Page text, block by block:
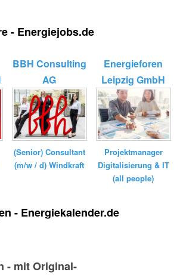
- Energiejobs.de
BBH Consulting
AG
(Senior) Consultant
(m/w / d) Windkraft
Energieforen
Leipzig GmbH
Projektmanager
Digitalisierung & IT
(all people)
- Energiekalender.de
- mit Original-